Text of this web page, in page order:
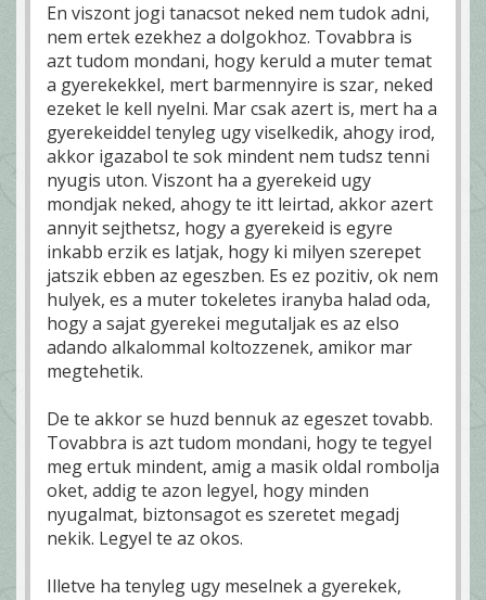
En viszont jogi tanacsot neked nem tudok adni,
nem ertek ezekhez a dolgokhoz. Tovabbra is
azt tudom mondani, hogy keruld a muter temat
a gyerekekkel, mert barmennyire is szar, neked
ezeket le kell nyelni. Mar csak azert is, mert ha a
gyerekeiddel tenyleg ugy viselkedik, ahogy irod,
akkor igazabol te sok mindent nem tudsz tenni
nyugis uton. Viszont ha a gyerekeid ugy
mondjak neked, ahogy te itt leirtad, akkor azert
annyit sejthetsz, hogy a gyerekeid is egyre
inkabb erzik es latjak, hogy ki milyen szerepet
jatszik ebben az egeszben. Es ez pozitiv, ok nem
hulyek, es a muter tokeletes iranyba halad oda,
hogy a sajat gyerekei megutaljak es az elso
adando alkalommal koltozzenek, amikor mar
megtehetik.
De te akkor se huzd bennuk az egeszet tovabb.
Tovabbra is azt tudom mondani, hogy te tegyel
meg ertuk mindent, amig a masik oldal rombolja
oket, addig te azon legyel, hogy minden
nyugalmat, biztonsagot es szeretet megadj
nekik. Legyel te az okos.
Illetve ha tenyleg ugy meselnek a gyerekek,